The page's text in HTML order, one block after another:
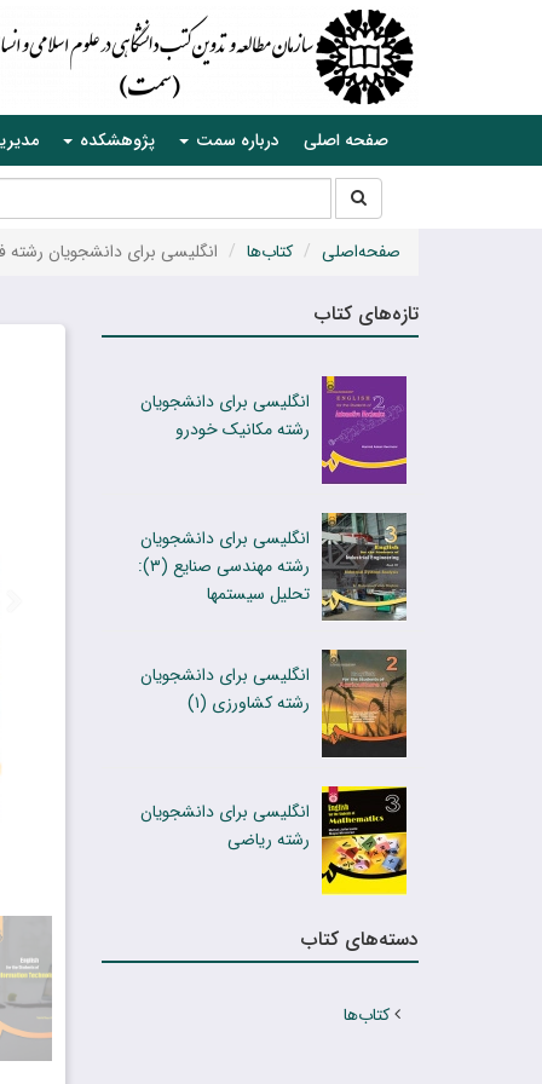
صفحه اصلی درباره سمت پژوهشکده
جستجو
در
سایتصفحه‌اصلی کتاب‌ها انگلیسی برای دانشجویان رشته
تازه‌های کتاب
انگلیسی برای دانشجویان
رشته مکانیک خودرو
انگلیسی برای دانشجویان
رشته مهندسی صنایع (۳):
تحلیل سیستمها
انگلیسى براى دانشجویان
رشته کشاورزى (۱)
انگلیسی برای دانشجویان
رشته ریاضی
دسته‌های کتاب
کتاب‌ها